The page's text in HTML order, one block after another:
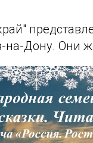
на-Дону. Они